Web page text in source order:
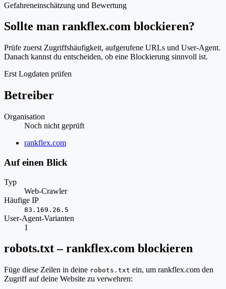
Gefahreneinschätzung und Bewertung
Sollte man rankflex.com blockieren?
Prüfe zuerst Zugriffshäufigkeit, aufgerufene URLs und User-Agent.
Danach kannst du entscheiden, ob eine Blockierung sinnvoll ist.
Erst Logdaten prüfen
Betreiber
Organisation
Noch nicht geprüft
Website
rankflex.com
Auf einen Blick
Typ
Web-Crawler
Häufige IP
83.169.26.5
User-Agent-Varianten
1
robots.txt – rankflex.com blockieren
Füge diese Zeilen in deine robots.txt ein, um rankflex.com den
Zugriff auf deine Website zu verwehren: